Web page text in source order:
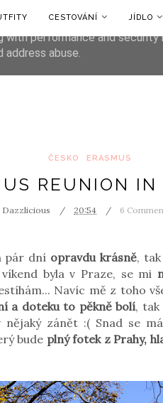
CESTOVÁNÍ JÍDLO
ČESKO ERASMUS
REUNION IN
Dazzlicious 20:54 6
pár dní opravdu krásně,
byla v Praze, se mi
Navíc mě z toho
a doteku to pěkně bolí, tak
zánět :( Snad se
bude plný fotek z Prahy,
to deliver its services
with performance and
abuse.